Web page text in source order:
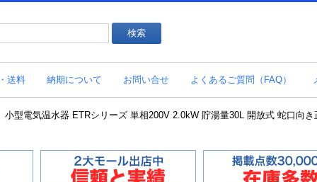
送料 納期について お問い合せ よくあるご質問（FAQ）
型電気温水器 ETRシリーズ 単相200V 2.0kW 貯湯量30L 開放式 蛇口向